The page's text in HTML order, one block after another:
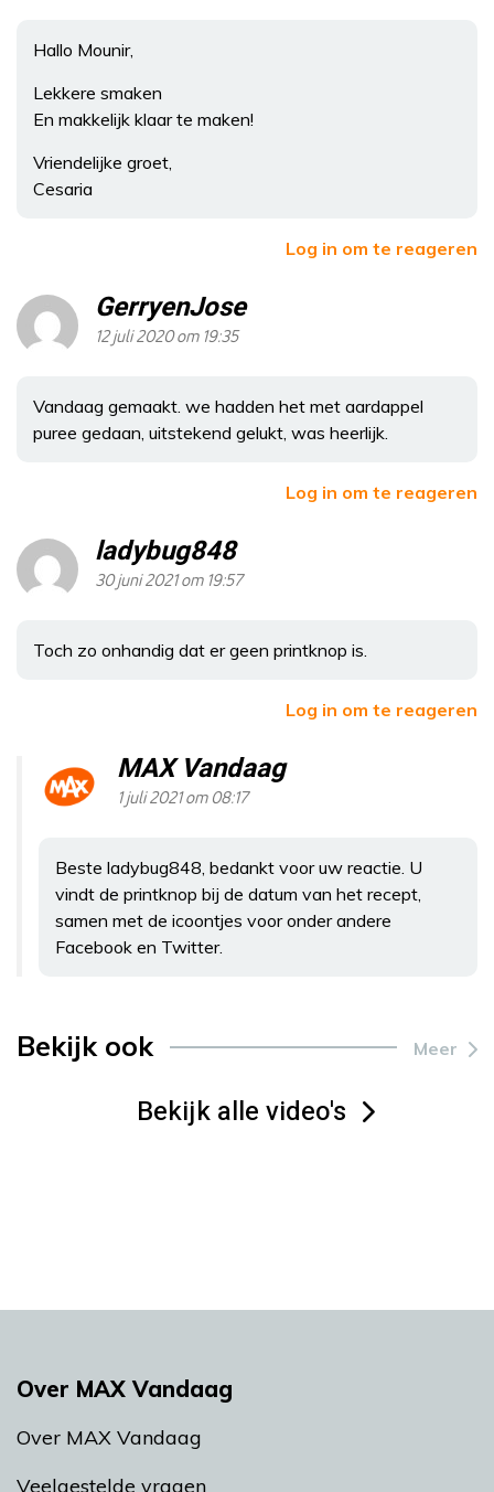
Hallo Mounir,
Lekkere smaken
En makkelijk klaar te maken!
Vriendelijke groet,
Cesaria
Log in om te reageren
GerryenJose
12 juli 2020 om 19:35
Vandaag gemaakt. we hadden het met aardappel
puree gedaan, uitstekend gelukt, was heerlijk.
Log in om te reageren
ladybug848
30 juni 2021 om 19:57
Toch zo onhandig dat er geen printknop is.
Log in om te reageren
MAX Vandaag
1 juli 2021 om 08:17
Beste ladybug848, bedankt voor uw reactie. U
vindt de printknop bij de datum van het recept,
samen met de icoontjes voor onder andere
Facebook en Twitter.
Bekijk ook Meer
Bekijk alle video's
Over MAX Vandaag
Over MAX Vandaag
Veelgestelde vragen